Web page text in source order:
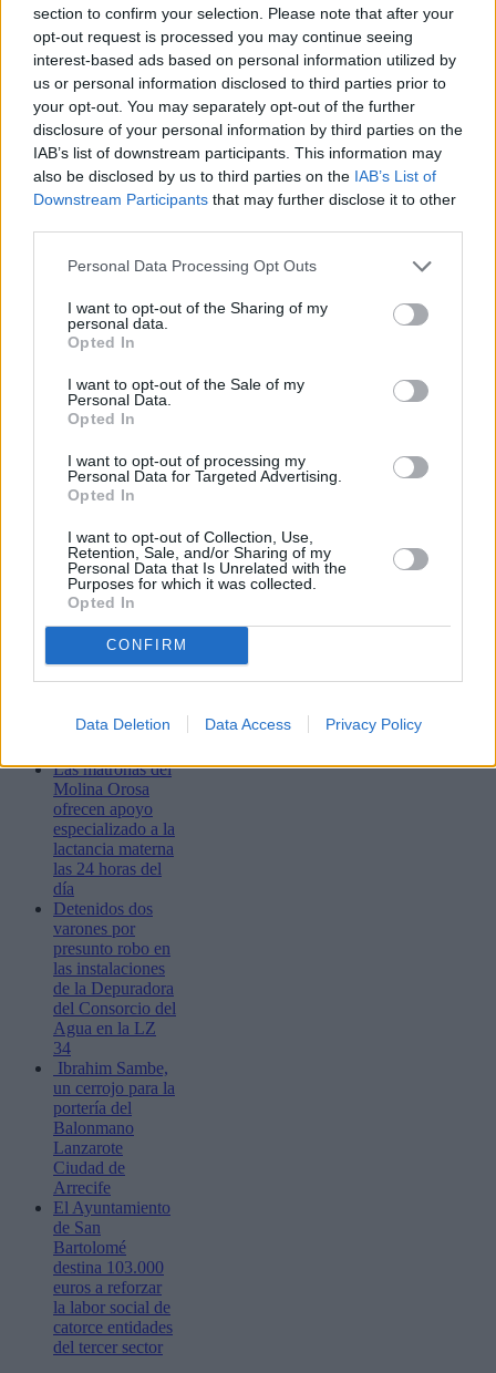
section to confirm your selection. Please note that after your
opt-out request is processed you may continue seeing
interest-based ads based on personal information utilized by
us or personal information disclosed to third parties prior to
your opt-out. You may separately opt-out of the further
disclosure of your personal information by third parties on the
IAB’s list of downstream participants. This information may
also be disclosed by us to third parties on the IAB’s List of
Downstream Participants that may further disclose it to other
Personal Data Processing Opt Outs
I want to opt-out of the Sharing of my
personal data.
Opted In
I want to opt-out of the Sale of my
Personal Data.
Opted In
I want to opt-out of processing my
Personal Data for Targeted Advertising.
Opted In
I want to opt-out of Collection, Use,
Retention, Sale, and/or Sharing of my
Personal Data that Is Unrelated with the
Purposes for which it was collected.
Opted In
CONFIRM
Data Deletion Data Access Privacy Policy
JComments
PUBLICIDAD
Lo más leído
Bustamante,
Muchachito
Bombo Infierno
y el festival La
Tiñosa & Más
del Carmen este
Las matronas del
Molina Orosa
ofrecen apoyo
especializado a la
lactancia materna
las 24 horas del
día
Detenidos dos
varones por
presunto robo en
las instalaciones
de la Depuradora
del Consorcio del
Agua en la LZ
34
Ibrahim Sambe,
un cerrojo para la
portería del
Balonmano
Lanzarote
Ciudad de
Arrecife
El Ayuntamiento
de San
Bartolomé
destina 103.000
euros a reforzar
la labor social de
catorce entidades
del tercer sector